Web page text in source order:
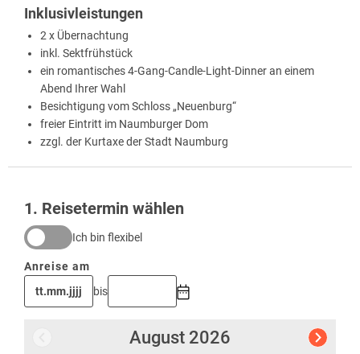
Inklusivleistungen
2 x Übernachtung
inkl. Sektfrühstück
ein romantisches 4-Gang-Candle-Light-Dinner an einem
Abend Ihrer Wahl
Besichtigung vom Schloss „Neuenburg“
freier Eintritt im Naumburger Dom
zzgl. der Kurtaxe der Stadt Naumburg
1. Reisetermin wählen
Ich bin flexibel
Anreise am
bis
August 2026